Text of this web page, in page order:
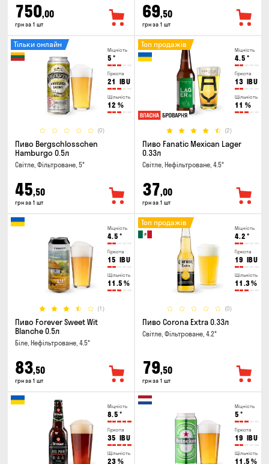
750,00
грн за 1 шт
69,50
грн за 1 шт
Міцність
5 °
Гіркота
21 IBU
Щільність
12 %
(0)
Тільки онлайн
Пиво Bergschlosschen
Hamburgo 0.5л
Світле, Фільтроване, 5°
45,50
грн за 1 шт
Міцність
4.5 °
Гіркота
13 IBU
Щільність
11 %
(2)
Топ продажів
Пиво Fanatic Mexican Lager
0.33л
Світле, Нефільтроване, 4.5°
37,00
грн за 1 шт
Міцність
4.5 °
Гіркота
15 IBU
Щільність
11.5 %
(1)
Пиво Forever Sweet Wit
Blanche 0.5л
Біле, Нефільтроване, 4.5°
83,50
грн за 1 шт
Міцність
4.2 °
Гіркота
19 IBU
Щільність
11.3%
(0)
Топ продажів
Пиво Corona Extra 0.33л
Світле, Фільтроване, 4.2°
79,50
грн за 1 шт
Міцність
8.5 °
Гіркота
35 IBU
Щільність
23 %
Міцність
5 °
Гіркота
19 IBU
Щільність
11.5 %